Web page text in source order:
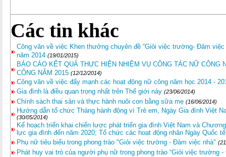
Các tin khác
Công văn về việc Khen thưởng chuyên đề “Giỏi việc trường- Đảm việc
năm 2014 (19/01/2015)
BÁO CÁO KẾT QUẢ THỰC HIỆN NHIỆM VỤ CÔNG TÁC NỮ
CÔNG NĂM 2015 (12/12/2014)
Công văn về việc đẩy mạnh các hoạt động nữ công năm học 2014 -
Gia đình là điều quan trọng nhất trên Thế giới này (23/06/2014)
Chính sách thai sản và thực hành nuôi con bằng sữa mẹ (16/06/2014)
Hướng dẫn tổ chức Tháng hành động vì Trẻ em, Ngày Gia đình Việt
(30/05/2014)
Kế hoạch triển khai chiến lược phát triển gia đình Việt Nam và
lực gia đình đến năm 2020; Tổ chức các hoạt động nhân Ngày Quốc
Phụ nữ tiêu biểu trong phong trào "Giỏi việc trường - Đảm việc nhà"
Phát huy vai trò của người phụ nữ trong phong trào “Giỏi việc trường